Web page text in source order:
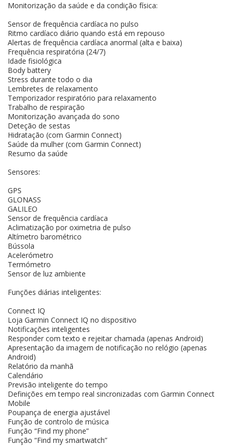
Monitorização da saúde e da condição física:
Sensor de frequência cardíaca no pulso
Ritmo cardíaco diário quando está em repouso
Alertas de frequência cardíaca anormal (alta e baixa)
Frequência respiratória (24/7)
Idade fisiológica
Body battery
Stress durante todo o dia
Lembretes de relaxamento
Temporizador respiratório para relaxamento
Trabalho de respiração
Monitorização avançada do sono
Deteção de sestas
Hidratação (com Garmin Connect)
Saúde da mulher (com Garmin Connect)
Resumo da saúde
Sensores:
GPS
GLONASS
GALILEO
Sensor de frequência cardíaca
Aclimatização por oximetria de pulso
Altímetro barométrico
Bússola
Acelerómetro
Termómetro
Sensor de luz ambiente
Funções diárias inteligentes:
Connect IQ
Loja Garmin Connect IQ no dispositivo
Notificações inteligentes
Responder com texto e rejeitar chamada (apenas Android)
Apresentação da imagem de notificação no relógio (apenas
Android)
Relatório da manhã
Calendário
Previsão inteligente do tempo
Definições em tempo real sincronizadas com Garmin Connect
Mobile
Poupança de energia ajustável
Função de controlo de música
Função “Find my phone”
Função “Find my smartwatch”